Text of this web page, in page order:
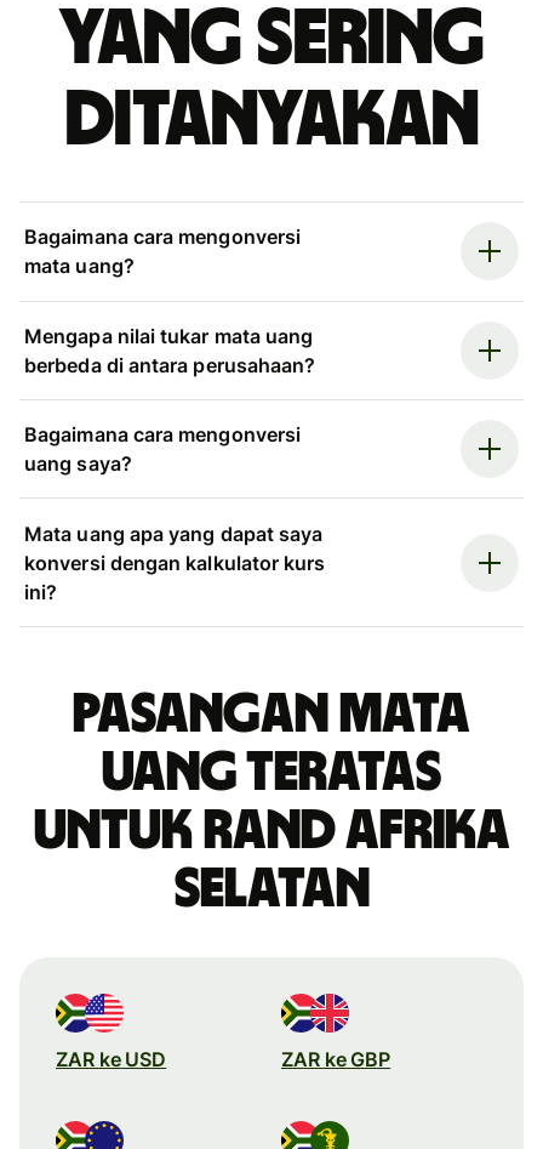
yang sering
ditanyakan
Bagaimana cara mengonversi
mata uang?
Mengapa nilai tukar mata uang
berbeda di antara perusahaan?
Bagaimana cara mengonversi
uang saya?
Mata uang apa yang dapat saya
konversi dengan kalkulator kurs
ini?
Pasangan mata
uang teratas
untuk rand Afrika
Selatan
ZAR ke USD ZAR ke GBP